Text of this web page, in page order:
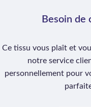
Besoin de
Ce tissu vous plaît et
notre service
personnellement pour